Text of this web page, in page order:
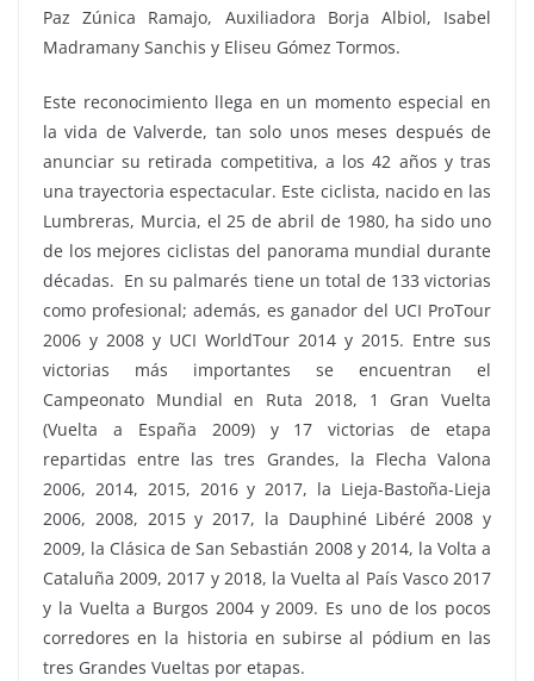
Paz Zúnica Ramajo, Auxiliadora Borja Albiol, Isabel
Madramany Sanchis y Eliseu Gómez Tormos.
Este reconocimiento llega en un momento especial en
la vida de Valverde, tan solo unos meses después de
anunciar su retirada competitiva, a los 42 años y tras
una trayectoria espectacular. Este ciclista, nacido en las
Lumbreras, Murcia, el 25 de abril de 1980, ha sido uno
de los mejores ciclistas del panorama mundial durante
décadas. En su palmarés tiene un total de 133 victorias
como profesional; además, es ganador del UCI ProTour
2006 y 2008 y UCI WorldTour 2014 y 2015. Entre sus
victorias más importantes se encuentran el
Campeonato Mundial en Ruta 2018, 1 Gran Vuelta
(Vuelta a España 2009) y 17 victorias de etapa
repartidas entre las tres Grandes, la Flecha Valona
2006, 2014, 2015, 2016 y 2017, la Lieja-Bastoña-Lieja
2006, 2008, 2015 y 2017, la Dauphiné Libéré 2008 y
2009, la Clásica de San Sebastián 2008 y 2014, la Volta a
Cataluña 2009, 2017 y 2018, la Vuelta al País Vasco 2017
y la Vuelta a Burgos 2004 y 2009. Es uno de los pocos
corredores en la historia en subirse al pódium en las
tres Grandes Vueltas por etapas.